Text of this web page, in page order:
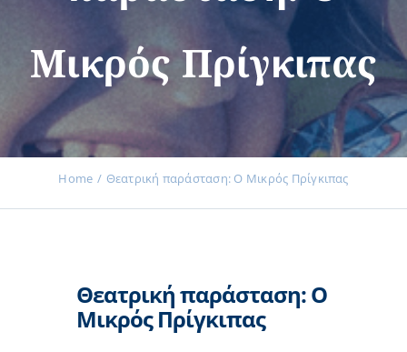
Εκδηλώσεις
Νέα
Επικοινωνία
Μικρός Πρίγκιπας
Home Θεατρική παράσταση: Ο Μικρός Πρίγκιπας
Θεατρική παράσταση: Ο
Μικρός Πρίγκιπας